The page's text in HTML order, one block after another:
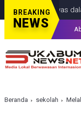
BREAKING
NEWS
Anak, Tewas dalam
Beranda sekolah